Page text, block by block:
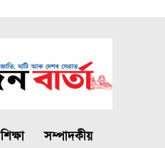
শিক্ষা
সম্পাদকীয়